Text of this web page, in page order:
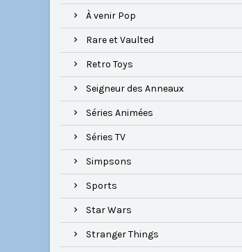
À venir Pop
Rare et Vaulted
Retro Toys
Seigneur des Anneaux
Séries Animées
Séries TV
Simpsons
Sports
Star Wars
Stranger Things